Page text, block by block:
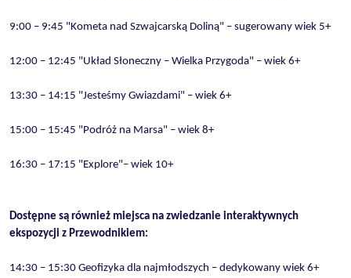
9:00 – 9:45 "Kometa nad Szwajcarską Doliną" – sugerowany wiek 5+
12:00 – 12:45 "Układ Słoneczny – Wielka Przygoda" – wiek 6+
13:30 – 14:15 "Jesteśmy Gwiazdami" – wiek 6+
15:00 – 15:45 "Podróż na Marsa" – wiek 8+
16:30 – 17:15 "Explore"– wiek 10+
Dostępne są również miejsca na zwiedzanie interaktywnych
ekspozycji z Przewodnikiem:
14:30 – 15:30 Geofizyka dla najmłodszych – dedykowany wiek 6+